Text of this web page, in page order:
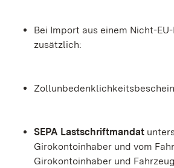
Bei Import aus einem Nicht-
zusätzlich:
SEPA Lastschriftmandat
Girokontoinhaber und vom
Girokontoinhaber und